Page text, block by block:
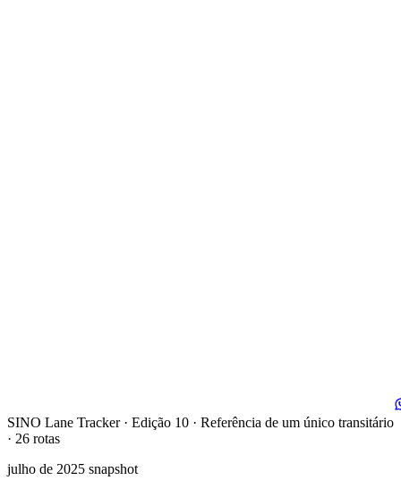
SINO Lane Tracker · Edição 10 · Referência de um único transitário
· 26 rotas
julho de 2025 snapshot